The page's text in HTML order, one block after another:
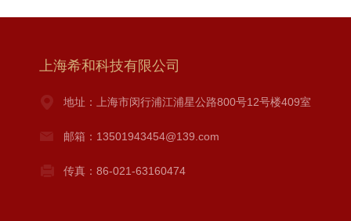
上海希和科技有限公司
地址：上海市闵行浦江浦星公路800号12号楼409室
邮箱：13501943454@139.com
传真：86-021-63160474